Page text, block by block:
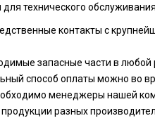
технического
контакты с
запасные части в
способ оплаты можно во
менеджеры нашей
разных